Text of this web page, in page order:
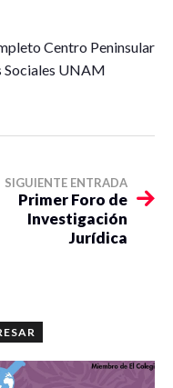
Centro Peninsular
Sociales UNAM
SIGUIENTE ENTRADA
Primer Foro de
Investigación
Jurídica